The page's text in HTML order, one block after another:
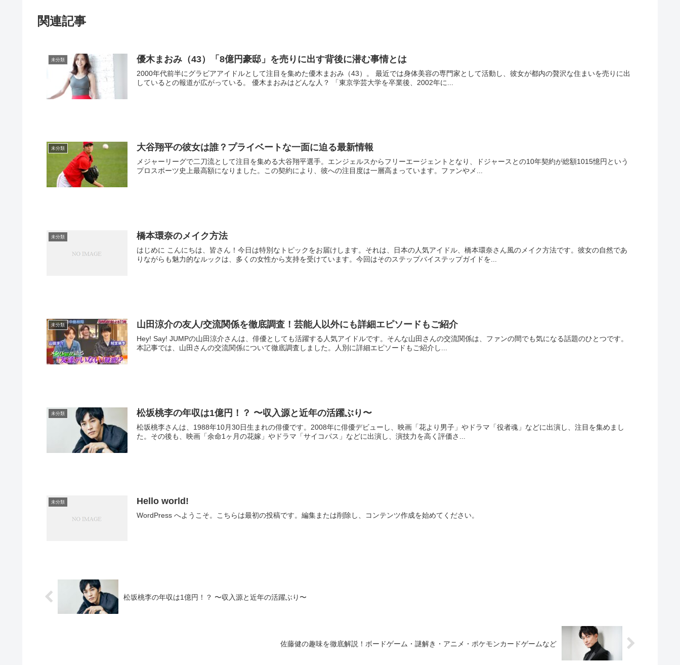
関連記事
未分類 優木まおみ（43）「8億円豪邸」を売りに出す背後に潜む事情とは
2000年代前半にグラビアアイドルとして注目を集めた優木まおみ（43）。 最近では身体美容の専門家として活動し、彼女が都内の贅沢な住まいを売りに出
しているとの報道が広がっている。 優木まおみはどんな人？ 「東京学芸大学を卒業後、2002年に...
未分類 大谷翔平の彼女は誰？プライベートな一面に迫る最新情報
メジャーリーグで二刀流として注目を集める大谷翔平選手。エンジェルスからフリーエージェントとなり、ドジャースとの10年契約が総額1015憶円という
プロスポーツ史上最高額になりました。この契約により、彼への注目度は一層高まっています。ファンやメ...
未分類 橋本環奈のメイク方法
はじめに こんにちは、皆さん！今日は特別なトピックをお届けします。それは、日本の人気アイドル、橋本環奈さん風のメイク方法です。彼女の自然であ
りながらも魅力的なルックは、多くの女性から支持を受けています。今回はそのステップバイステップガイドを...
未分類 山田涼介の友人/交流関係を徹底調査！芸能人以外にも詳細エピソードもご紹介
Hey! Say! JUMPの山田涼介さんは、俳優としても活躍する人気アイドルです。そんな山田さんの交流関係は、ファンの間でも気になる話題のひとつです。
本記事では、山田さんの交流関係について徹底調査しました。人別に詳細エピソードもご紹介し...
未分類 松坂桃李の年収は1億円！？ 〜収入源と近年の活躍ぶり〜
松坂桃李さんは、1988年10月30日生まれの俳優です。2008年に俳優デビューし、映画「花より男子」やドラマ「役者魂」などに出演し、注目を集めまし
た。その後も、映画「余命1ヶ月の花嫁」やドラマ「サイコパス」などに出演し、演技力を高く評価さ...
未分類 Hello world!
WordPress へようこそ。こちらは最初の投稿です。編集または削除し、コンテンツ作成を始めてください。
松坂桃李の年収は1億円！？ 〜収入源と近年の活躍ぶり〜
佐藤健の趣味を徹底解説！ボードゲーム・謎解き・アニメ・ポケモンカードゲームなど